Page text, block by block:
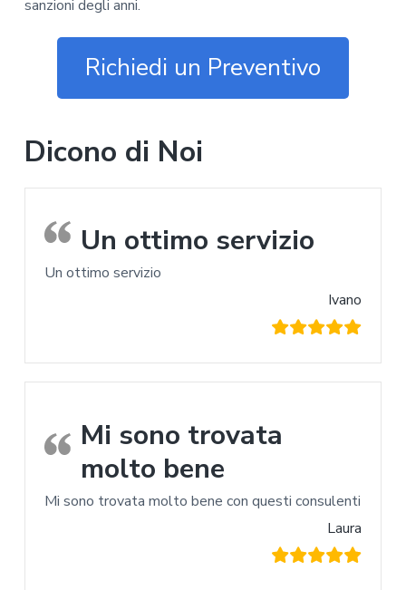
sanzioni degli anni.
Richiedi un Preventivo
Dicono di Noi
Un ottimo servizio
Un ottimo servizio
Ivano
Mi sono trovata
molto bene
Mi sono trovata molto bene con questi consulenti
Laura